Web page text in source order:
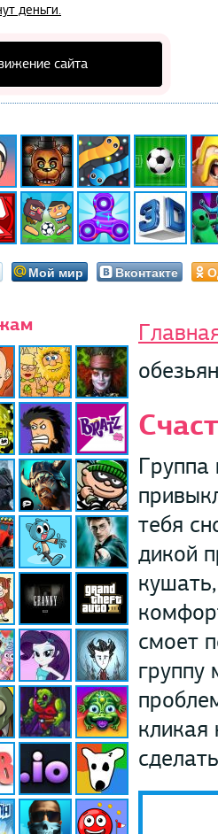
деньги.
сайта
Мой мир Вконтакте
тебя
дикой
смоет
группу
кликая